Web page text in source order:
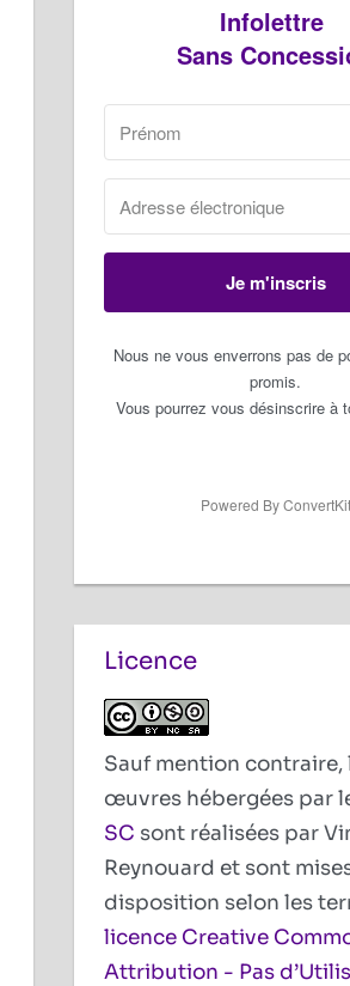
Infolettre
Sans
Je m'inscris
Nous ne vous enverrons pas de
promis.
Vous pourrez vous désinscrire à
Powered By ConvertKit
Licence
Sauf mention contraire,
œuvres hébergées par
SC sont réalisées par
Reynouard et sont
disposition selon les
licence Creative
Attribution - Pas